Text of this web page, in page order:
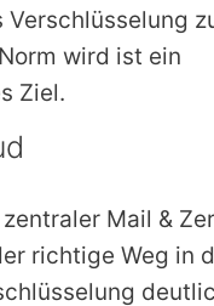
Verschlüsselung
wird ist ein
Ziel.
zentraler Mail &
richtige Weg in